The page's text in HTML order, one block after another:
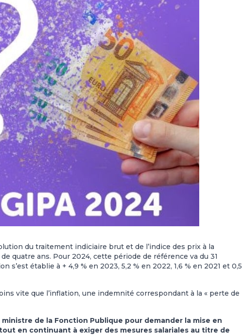
du trai­te­ment indi­ciaire brut et de l’indice des prix à la
quatre ans. Pour 2024, cette période de réfé­rence va du 31
s’est établie à + 4,9 % en 2023, 5,2 % en 2022, 1,6 % en 2021 et 0,5
vite que l’inflation, une indemnité correspondant à la « perte de
ministre de la Fonction Publique pour demander la mise en
en continuant à exiger des mesures salariales au titre de